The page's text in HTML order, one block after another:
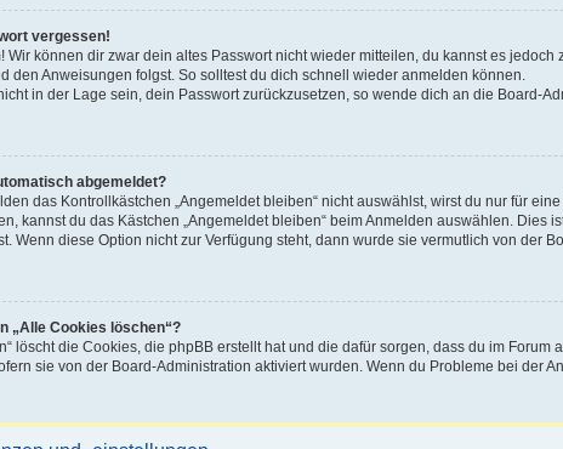
vergessen!
Wir können dir zwar dein altes Passwort nicht wieder mitteilen, du kannst es
den Anweisungen folgst. So solltest du dich schnell wieder anmelden können.
in der Lage sein, dein Passwort zurückzusetzen, so wende dich an die Board-
abgemeldet?
das Kontrollkästchen „Angemeldet bleiben“ nicht auswählst, wirst du nur für
kannst du das Kästchen „Angemeldet bleiben“ beim Anmelden auswählen.
Wenn diese Option nicht zur Verfügung steht, dann wurde sie vermutlich von der
„Alle Cookies löschen“?
löscht die Cookies, die phpBB erstellt hat und die dafür sorgen, dass du im
sie von der Board-Administration aktiviert wurden. Wenn du Probleme bei der